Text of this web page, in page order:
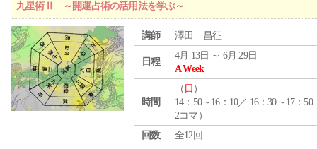
九星術Ⅱ ～開運占術の活用法を学ぶ～
講師 澤田 昌征
日程
4月 13日 ～ 6月 29日
A Week
時間
（ 日 ）
14：50～16：10／ 16：30～17：50
2コマ）
回数
全12回